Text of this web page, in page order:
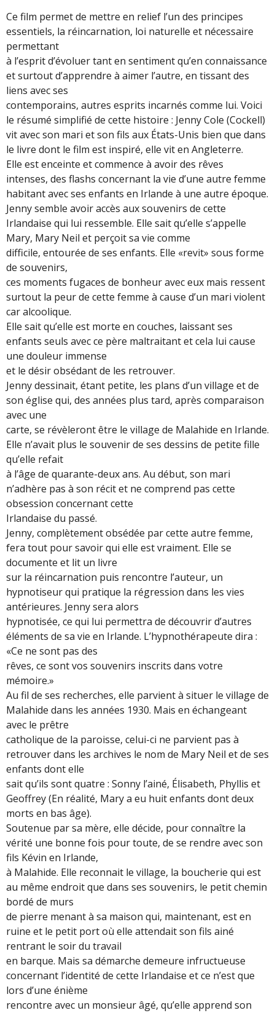
Ce film permet de mettre en relief l’un des principes
essentiels, la réincarnation, loi naturelle et nécessaire
permettant
à l’esprit d’évoluer tant en sentiment qu’en connaissance
et surtout d’apprendre à aimer l’autre, en tissant des
liens avec ses
contemporains, autres esprits incarnés comme lui. Voici
le résumé simplifié de cette histoire : Jenny Cole (Cockell)
vit avec son mari et son fils aux États-Unis bien que dans
le livre dont le film est inspiré, elle vit en Angleterre.
Elle est enceinte et commence à avoir des rêves
intenses, des flashs concernant la vie d’une autre femme
habitant avec ses enfants en Irlande à une autre époque.
Jenny semble avoir accès aux souvenirs de cette
Irlandaise qui lui ressemble. Elle sait qu’elle s’appelle
Mary, Mary Neil et perçoit sa vie comme
difficile, entourée de ses enfants. Elle «revit» sous forme
de souvenirs,
ces moments fugaces de bonheur avec eux mais ressent
surtout la peur de cette femme à cause d’un mari violent
car alcoolique.
Elle sait qu’elle est morte en couches, laissant ses
enfants seuls avec ce père maltraitant et cela lui cause
une douleur immense
et le désir obsédant de les retrouver.
Jenny dessinait, étant petite, les plans d’un village et de
son église qui, des années plus tard, après comparaison
avec une
carte, se révèleront être le village de Malahide en Irlande.
Elle n’avait plus le souvenir de ses dessins de petite fille
qu’elle refait
à l’âge de quarante-deux ans. Au début, son mari
n’adhère pas à son récit et ne comprend pas cette
obsession concernant cette
Irlandaise du passé.
Jenny, complètement obsédée par cette autre femme,
fera tout pour savoir qui elle est vraiment. Elle se
documente et lit un livre
sur la réincarnation puis rencontre l’auteur, un
hypnotiseur qui pratique la régression dans les vies
antérieures. Jenny sera alors
hypnotisée, ce qui lui permettra de découvrir d’autres
éléments de sa vie en Irlande. L’hypnothérapeute dira :
«Ce ne sont pas des
rêves, ce sont vos souvenirs inscrits dans votre
mémoire.»
Au fil de ses recherches, elle parvient à situer le village de
Malahide dans les années 1930. Mais en échangeant
avec le prêtre
catholique de la paroisse, celui-ci ne parvient pas à
retrouver dans les archives le nom de Mary Neil et de ses
enfants dont elle
sait qu’ils sont quatre : Sonny l’ainé, Élisabeth, Phyllis et
Geoffrey (En réalité, Mary a eu huit enfants dont deux
morts en bas âge).
Soutenue par sa mère, elle décide, pour connaître la
vérité une bonne fois pour toute, de se rendre avec son
fils Kévin en Irlande,
à Malahide. Elle reconnait le village, la boucherie qui est
au même endroit que dans ses souvenirs, le petit chemin
bordé de murs
de pierre menant à sa maison qui, maintenant, est en
ruine et le petit port où elle attendait son fils ainé
rentrant le soir du travail
en barque. Mais sa démarche demeure infructueuse
concernant l’identité de cette Irlandaise et ce n’est que
lors d’une énième
rencontre avec un monsieur âgé, qu’elle apprend son